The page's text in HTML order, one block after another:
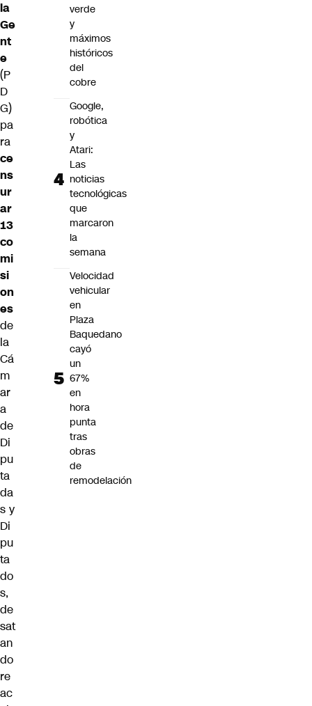
la
Ge
nt
e
(P
D
G)
pa
ra
ce
ns
ur
ar
13
co
mi
si
on
es
de
la
Cá
m
ar
a
de
Di
pu
ta
da
s y
Di
pu
ta
do
s,
de
sat
an
do
re
ac
verde
y
máximos
históricos
del
cobre
Google,
robótica
y
Atari:
Las
noticias
tecnológicas
que
marcaron
la
semana
Velocidad
vehicular
en
Plaza
Baquedano
cayó
un
67%
en
hora
punta
tras
obras
de
remodelación